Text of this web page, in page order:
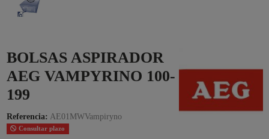
BOLSAS ASPIRADOR
AEG VAMPYRINO 100-
199
Referencia: AE01MWVampiryno
Consultar plazo